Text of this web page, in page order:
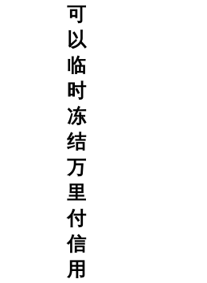
可
以
临
时
冻
结
万
里
付
信
用